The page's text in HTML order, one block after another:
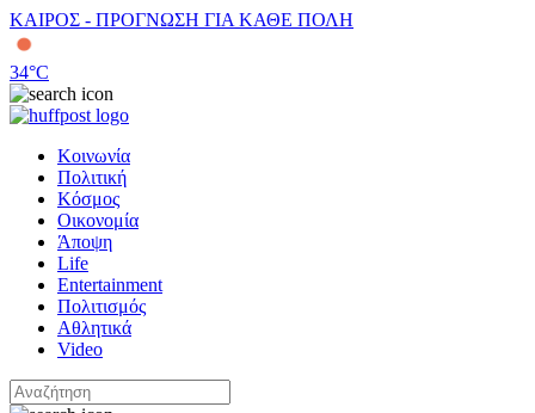
ΚΑΙΡΟΣ - ΠΡΟΓΝΩΣΗ ΓΙΑ ΚΑΘΕ ΠΟΛΗ
34°C
Κοινωνία
Πολιτική
Κόσμος
Οικονομία
Άποψη
Life
Entertainment
Πολιτισμός
Αθλητικά
Video